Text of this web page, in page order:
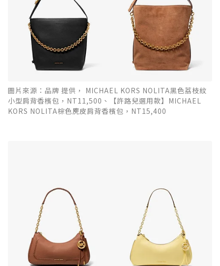
圖片來源：品牌 提供， MICHAEL KORS NOLITA黑色荔枝紋
小型肩背香檳包，NT11,500、【許路兒選用款】MICHAEL
KORS NOLITA棕色麂皮肩背香檳包，NT15,400